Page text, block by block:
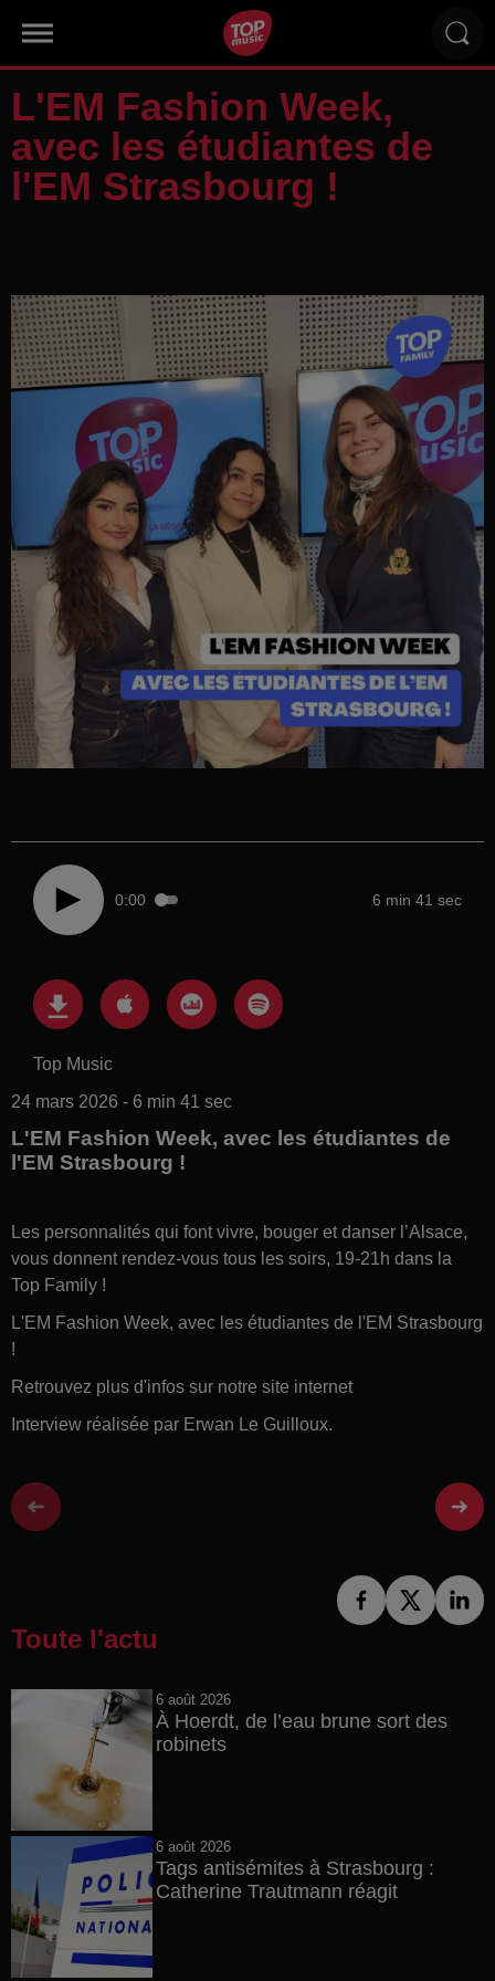
L'EM Fashion Week,
avec les étudiantes de
l'EM Strasbourg !
0:00 6 min 41 sec
Top Music
24 mars 2026 - 6 min 41 sec
L'EM Fashion Week, avec les étudiantes de
l'EM Strasbourg !
Les personnalités qui font vivre, bouger et danser l’Alsace,
vous donnent rendez-vous tous les soirs, 19-21h dans la
Top Family !
L'EM Fashion Week, avec les étudiantes de l'EM Strasbourg
!
Retrouvez plus d'infos sur notre site internet
Interview réalisée par Erwan Le Guilloux.
Toute l'actu
6 août 2026
À Hoerdt, de l’eau brune sort des
robinets
6 août 2026
Tags antisémites à Strasbourg :
Catherine Trautmann réagit